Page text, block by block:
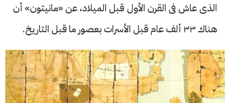
الذى عاش فى القرن الأول قبل الميلاد، عن «مانيتون» أن
هناك ٣٣ ألف عام قبل الأسرات بعصور ما قبل التاريخ.